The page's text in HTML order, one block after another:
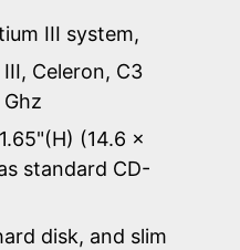
III system,
Celeron, C3
(14.6 x
standard CD-
disk, and slim